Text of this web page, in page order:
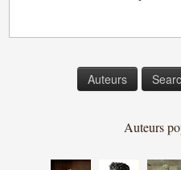
Auteurs
Auteurs